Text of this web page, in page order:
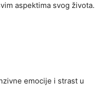
aspektima svog života.
emocije i strast u